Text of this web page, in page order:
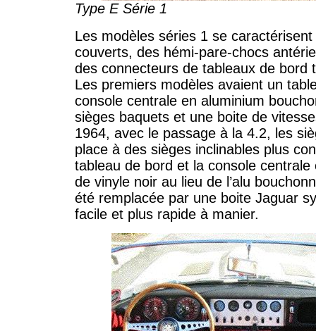
Type E Série 1
Les modèles séries 1 se
couverts, des hémi-pare-chocs
des connecteurs de tableaux de bord
Les premiers modèles avaient un
console centrale en aluminium
sièges baquets et une boite de
1964, avec le passage à la 4.2, les
place à des sièges inclinables plus
tableau de bord et la console
de vinyle noir au lieu de l’alu
été remplacée par une boite Jaguar
facile et plus rapide à manier.